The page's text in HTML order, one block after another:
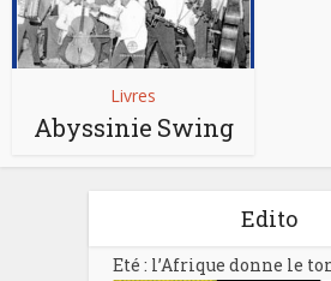
Livres
Abyssinie Swing
Edito
Eté : l’Afrique donne le